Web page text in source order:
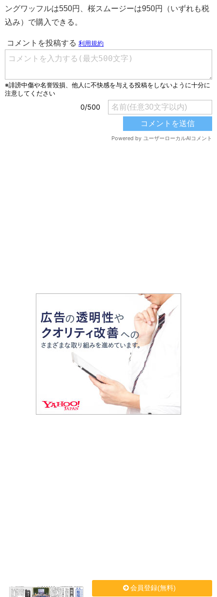
ングワッフルは550円、桜スムージーは950円（いずれも税
込み）で購入できる。
会員登録(無料)